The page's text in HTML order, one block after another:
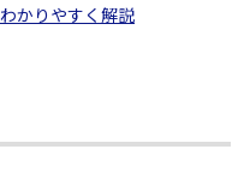
かりやすく解説